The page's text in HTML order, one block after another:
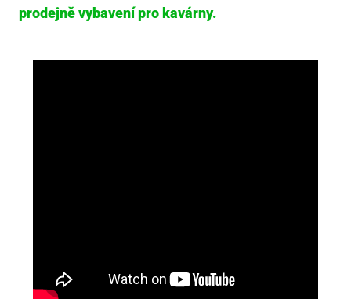
prodejně vybavení pro kavárny.